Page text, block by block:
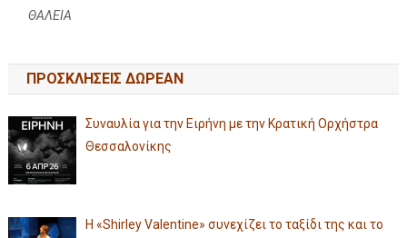
ΘΑΛΕΙΑ
ΠΡΟΣΚΛΗΣΕΙΣ ΔΩΡΕΑΝ
Συναυλία για την Ειρήνη με την Κρατική Ορχήστρα
Θεσσαλονίκης
Η «Shirley Valentine» συνεχίζει το ταξίδι της και το